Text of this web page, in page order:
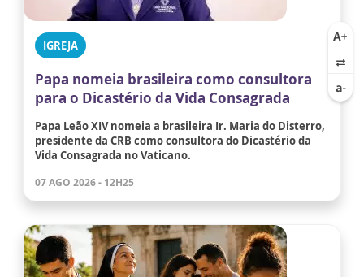
IGREJA
Papa nomeia brasileira como consultora
para o Dicastério da Vida Consagrada
Papa Leão XIV nomeia a brasileira Ir. Maria do Disterro,
presidente da CRB como consultora do Dicastério da
Vida Consagrada no Vaticano.
07 AGO 2026 - 12H25